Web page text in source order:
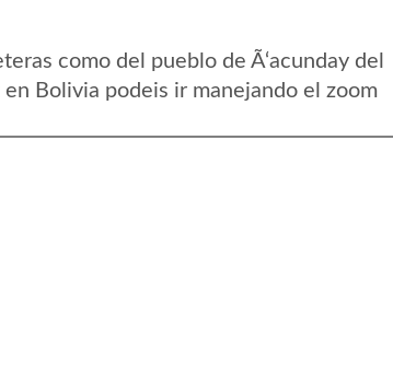
como del pueblo de Ã‘acunday del
Bolivia podeis ir manejando el zoom